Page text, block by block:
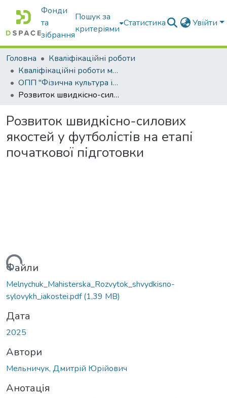
Фонди
та
зібрання
Пошук за
критеріями
Статистика Увійти
Головна
Кваліфікаційні роботи
Кваліфікаційні роботи магістрів
ОПП "Фізична культура і спорт"
Розвиток швидкісно-силових якостей у футболістів на етапі початкової підготовки
Розвиток швидкісно-силових
якостей у футболістів на етапі
початкової підготовки
Файли
Melnychuk_Mahisterska_Rozvytok_shvydkisno-
sylovykh_iakostei.pdf(1,39 MB)
Дата
2025
Автори
Мельничук, Дмитрій Юрійович
Анотація